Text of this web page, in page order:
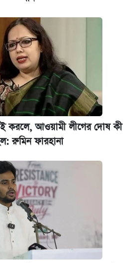
করলে, আওয়ামী লীগের দোষ কী
রুমিন ফারহানা